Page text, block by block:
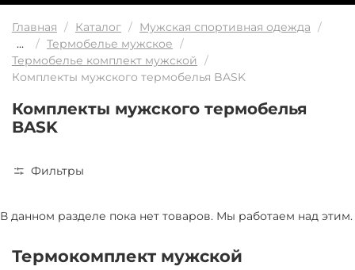
Главная Каталог
Мужская спортивная одежда
...
Термобелье мужское
Термобелье комплект мужской
Комплекты мужского термобелья BASK
Комплекты мужского термобелья
BASK
Фильтры
В данном разделе пока нет товаров. Мы работаем над этим.
Термокомплект мужской